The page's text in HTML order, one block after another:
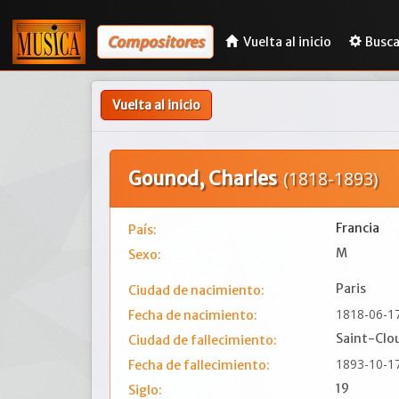
Compositores Vuelta al inicio
Vuelta al inicio
Gounod, Charles (1818-1893)
País:
Francia
Sexo:
M
Ciudad de nacimiento:
Paris
Fecha de nacimiento:
1818-06-
Ciudad de fallecimiento:
Saint-
Fecha de fallecimiento:
1893-10-
Siglo: 19